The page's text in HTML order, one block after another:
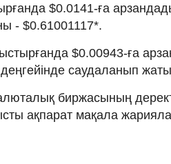
$0.0141-ға
- $0.61001117*.
$0.00943-ға
саудаланып
биржасының
ақпарат мақала